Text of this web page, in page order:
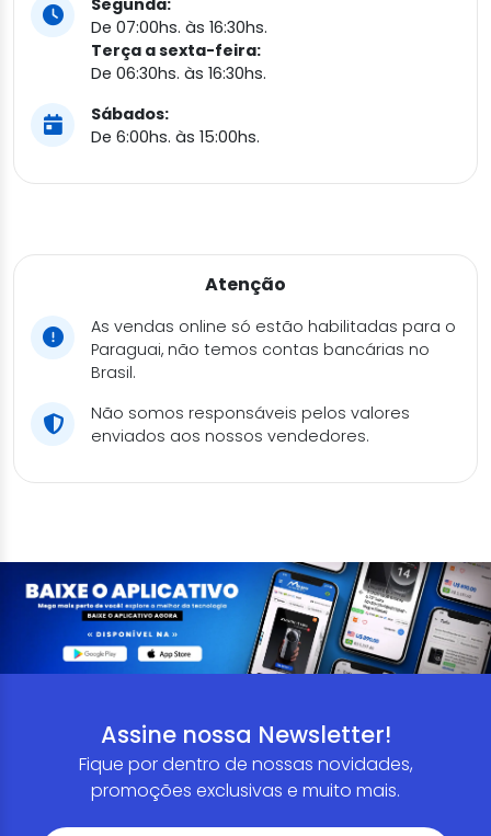
Segunda:
De 07:00hs. às 16:30hs.
Terça a sexta-feira:
De 06:30hs. às 16:30hs.
Sábados:
De 6:00hs. às 15:00hs.
Atenção
As vendas online só estão habilitadas para o
Paraguai, não temos contas bancárias no
Brasil.
Não somos responsáveis pelos valores
enviados aos nossos vendedores.
Assine nossa Newsletter!
Fique por dentro de nossas novidades,
promoções exclusivas e muito mais.